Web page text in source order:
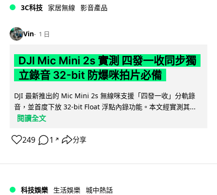
3C科技 家居無線 影音產品
Vin 1 日
DJI Mic Mini 2s 實測 四發一收同步獨
立錄音 32-bit 防爆咪拍片必備
DJI 最新推出的 Mic Mini 2s 無線咪支援「四發一收」分軌錄
音，並首度下放 32-bit Float 浮點內錄功能。本文經實測其...
閱讀全文
249 1 ↗ 分享
科技娛樂 生活娛樂 城中熱話